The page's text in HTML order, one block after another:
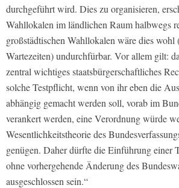
durchgeführt wird. Dies zu organisieren,
Wahllokalen im ländlichen Raum halbwegs
großstädtischen Wahllokalen wäre dies wohl
Wartezeiten) undurchfürbar. Vor allem gilt:
zentral wichtiges staatsbürgerschaftliches
solche Testpflicht, wenn von ihr eben die
abhängig gemacht werden soll, vorab im
verankert werden, eine Verordnung würde
Wesentlichkeitstheorie des
genügen. Daher dürfte die Einführung einer
ohne vorhergehende Änderung des
ausgeschlossen sein.“